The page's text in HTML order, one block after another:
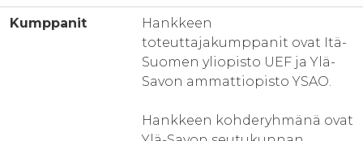
Kumppanit
Hankkeen
toteuttajakumppanit ovat Itä-
Suomen yliopisto UEF ja Ylä-
Savon ammattiopisto YSAO.
Hankkeen kohderyhmänä ovat